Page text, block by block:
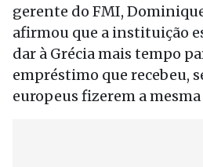
gerente do FMI,
afirmou que a instituição
dar à Grécia mais tempo
empréstimo que recebeu,
europeus fizerem a